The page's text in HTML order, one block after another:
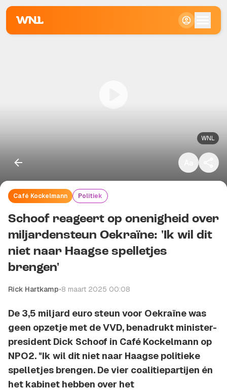
WNL
Café Kockelmann Politiek
Schoof reageert op onenigheid over
miljardensteun Oekraïne: 'Ik wil dit
niet naar Haagse spelletjes
brengen'
Rick Hartkamp•8 maart 2025 00:08
De 3,5 miljard euro steun voor Oekraïne was
geen opzetje met de VVD, benadrukt minister-
president Dick Schoof in Café Kockelmann op
NPO2. "Ik wil dit niet naar Haagse politieke
spelletjes brengen. De vier coalitiepartijen én
het kabinet hebben over het